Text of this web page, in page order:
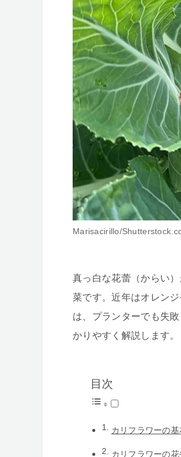
Marisacirillo/
真っ白な花蕾（からい
菜です。近年はオレン
は、プランターでも失
かりやすく解説します。
目次
カリフラワーの基
カリフラワーの